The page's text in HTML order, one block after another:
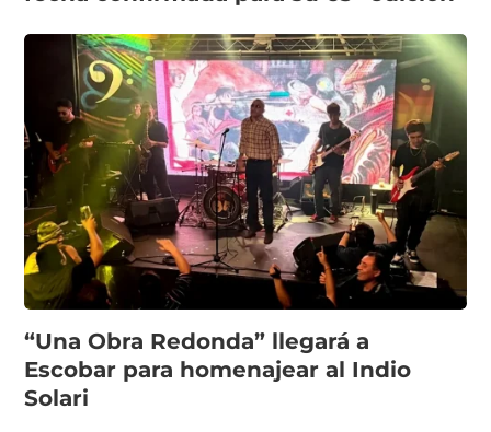
“Una Obra Redonda” llegará a
Escobar para homenajear al Indio
Solari